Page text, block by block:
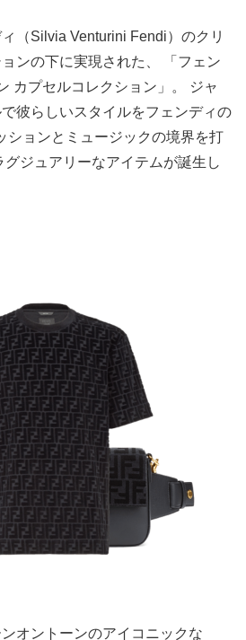
（Silvia Venturini Fendi）のクリ
ンの下に実現された、 「フェン
カプセルコレクション」。 ジャ
彼らしいスタイルをフェンディの
ションとミュージックの境界を打
ジュアリーなアイテムが誕生し
オントーンのアイコニックな